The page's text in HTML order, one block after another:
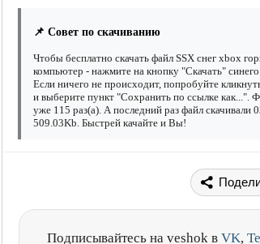
📌 Совет по скачиванию
Чтобы бесплатно скачать файл SSX снег xbox
компьютер - нажмите на кнопку "Скачать" синего
Если ничего не происходит, попробуйте
и выберите пункт "Сохранить по ссылке как...".
уже 115 раз(а). А последний раз файл
509.03Kb. Быстрей качайте и Вы!
Подписывайтесь на veshok в VK,